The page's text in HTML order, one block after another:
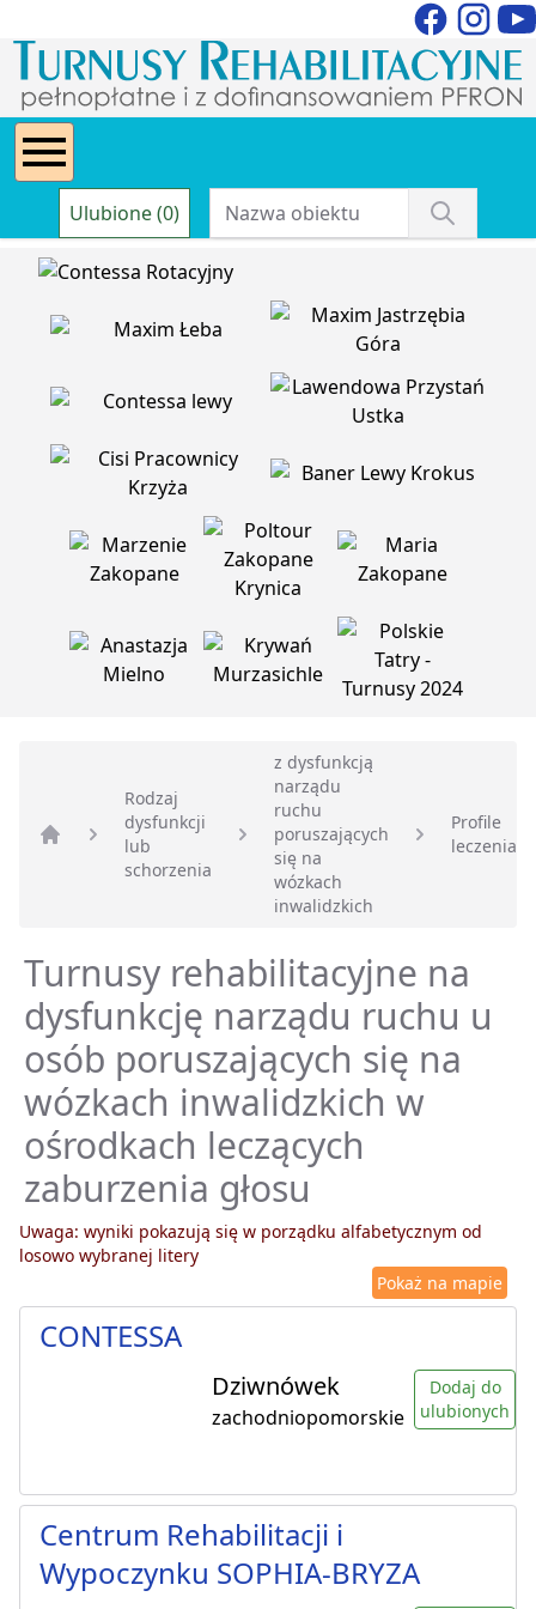
Ulubione (0)
Strona główna
Rodzaj
dysfunkcji
lub
schorzenia
z dysfunkcją
narządu
ruchu
poruszających
się na
wózkach
inwalidzkich
Profile
leczenia
Turnusy rehabilitacyjne na
dysfunkcję narządu ruchu u
osób poruszających się na
wózkach inwalidzkich w
ośrodkach leczących
zaburzenia głosu
Uwaga: wyniki pokazują się w porządku alfabetycznym od
losowo wybranej litery
Pokaż na mapie
CONTESSA
Dziwnówek
zachodniopomorskie
Dodaj do
ulubionych
Centrum Rehabilitacji i
Wypoczynku SOPHIA-BRYZA